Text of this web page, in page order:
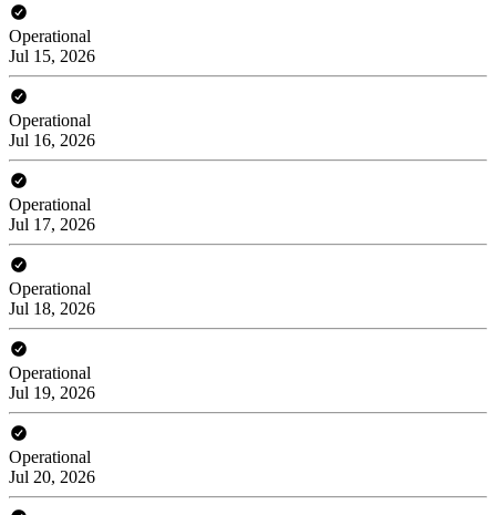
Operational
Jul 15, 2026
Operational
Jul 16, 2026
Operational
Jul 17, 2026
Operational
Jul 18, 2026
Operational
Jul 19, 2026
Operational
Jul 20, 2026